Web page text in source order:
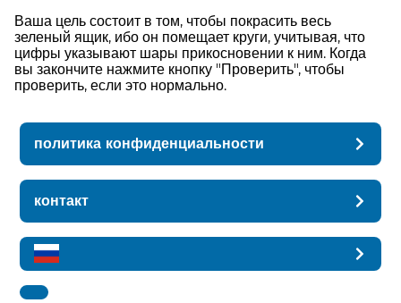
Ваша цель состоит в том, чтобы покрасить весь
зеленый ящик, ибо он помещает круги, учитывая, что
цифры указывают шары прикосновении к ним. Когда
вы закончите нажмите кнопку "Проверить", чтобы
проверить, если это нормально.
политика конфиденциальности
контакт